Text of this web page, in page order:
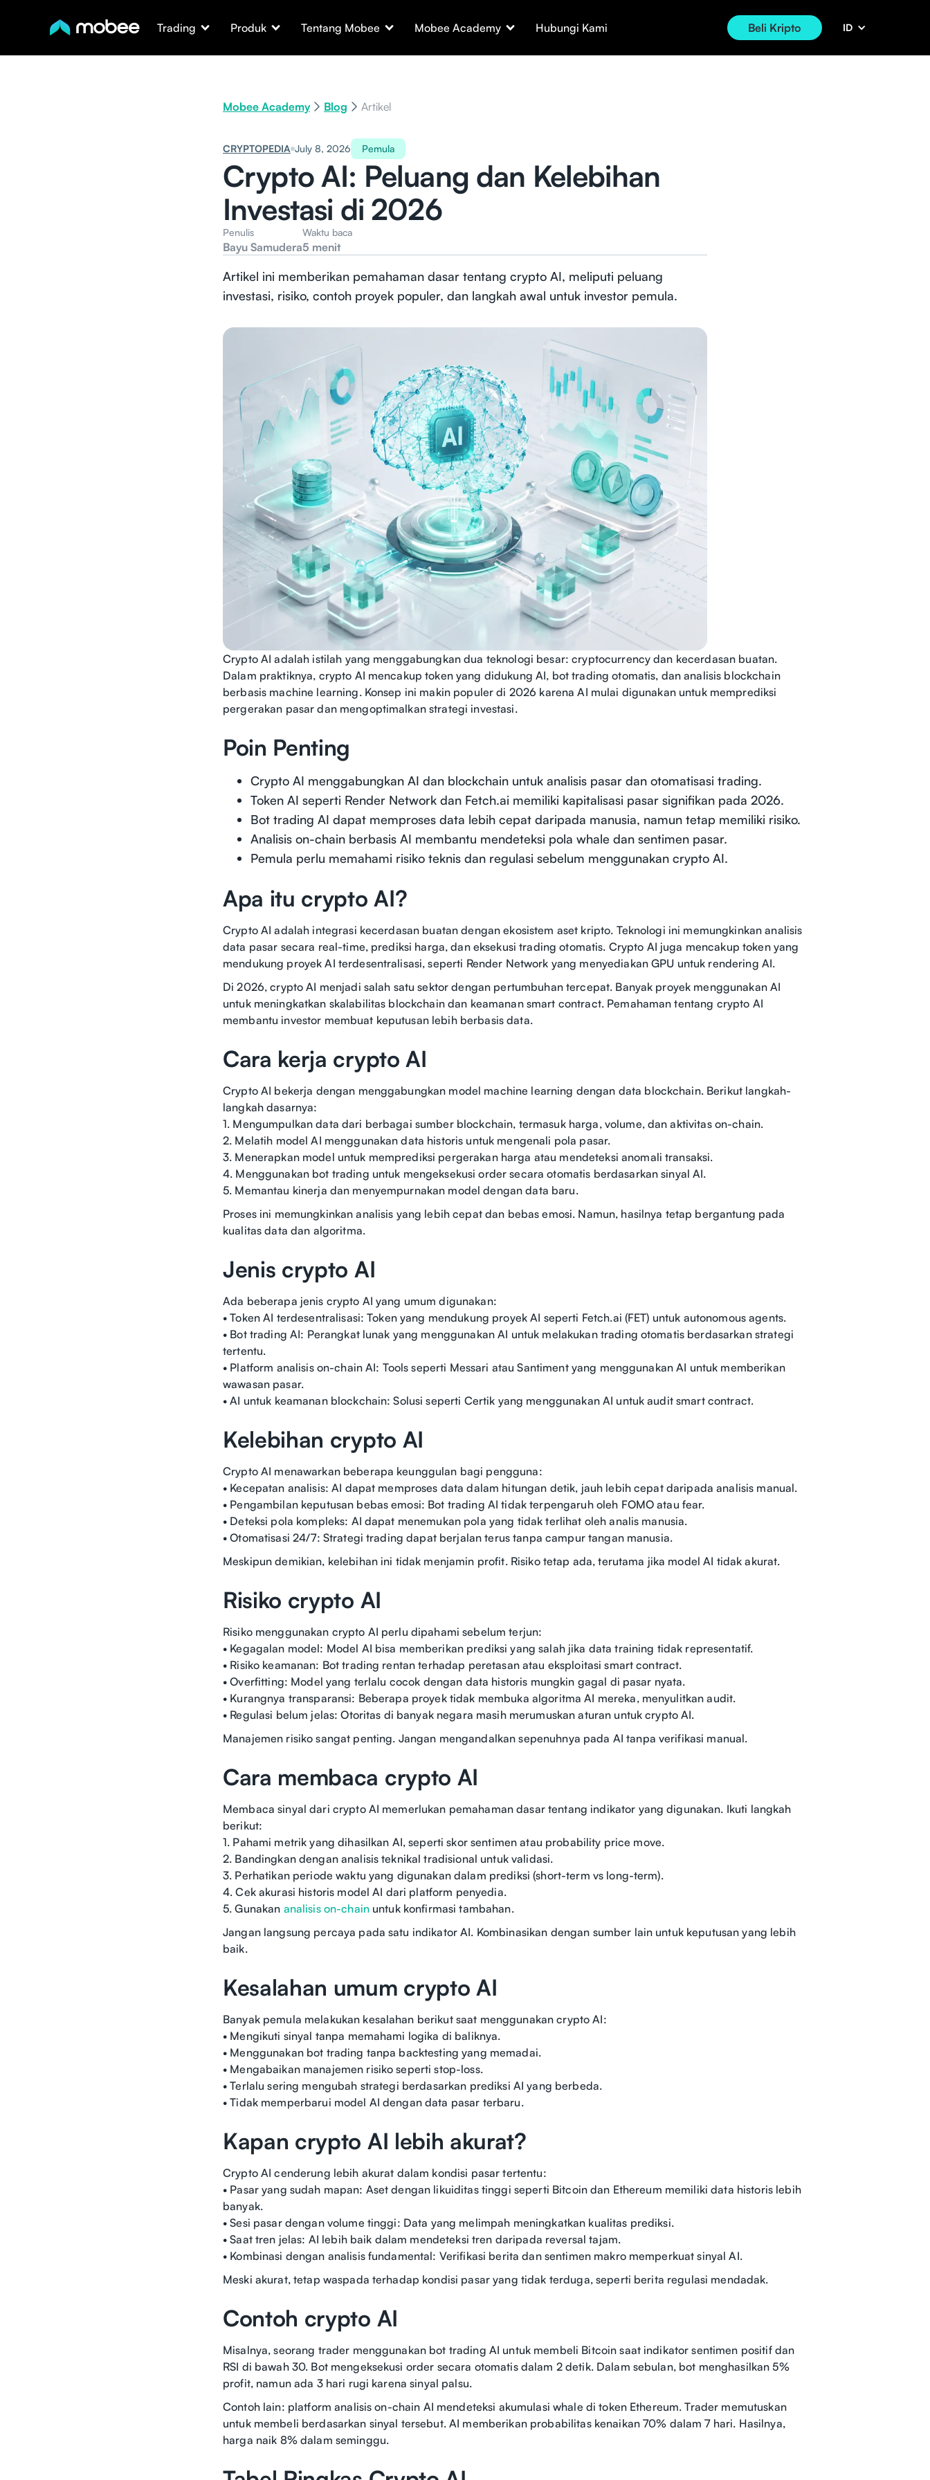
Trading Produk Tentang Mobee Mobee Academy Hubungi Kami Beli Kripto ID
Mobee Academy Blog Artikel
Pemula
CRYPTOPEDIA July 8, 2026
Crypto AI: Peluang dan Kelebihan
Investasi di 2026
Penulis
Bayu Samudera
Waktu baca
5 menit
Artikel ini memberikan pemahaman dasar tentang crypto AI, meliputi peluang
investasi, risiko, contoh proyek populer, dan langkah awal untuk investor pemula.
Crypto AI adalah istilah yang menggabungkan dua teknologi besar: cryptocurrency dan kecerdasan buatan.
Dalam praktiknya, crypto AI mencakup token yang didukung AI, bot trading otomatis, dan analisis blockchain
berbasis machine learning. Konsep ini makin populer di 2026 karena AI mulai digunakan untuk memprediksi
pergerakan pasar dan mengoptimalkan strategi investasi.
Poin Penting
Crypto AI menggabungkan AI dan blockchain untuk analisis pasar dan otomatisasi trading.
Token AI seperti Render Network dan Fetch.ai memiliki kapitalisasi pasar signifikan pada 2026.
Bot trading AI dapat memproses data lebih cepat daripada manusia, namun tetap memiliki risiko.
Analisis on-chain berbasis AI membantu mendeteksi pola whale dan sentimen pasar.
Pemula perlu memahami risiko teknis dan regulasi sebelum menggunakan crypto AI.
Apa itu crypto AI?
Crypto AI adalah integrasi kecerdasan buatan dengan ekosistem aset kripto. Teknologi ini memungkinkan analisis
data pasar secara real-time, prediksi harga, dan eksekusi trading otomatis. Crypto AI juga mencakup token yang
mendukung proyek AI terdesentralisasi, seperti Render Network yang menyediakan GPU untuk rendering AI.
Di 2026, crypto AI menjadi salah satu sektor dengan pertumbuhan tercepat. Banyak proyek menggunakan AI
untuk meningkatkan skalabilitas blockchain dan keamanan smart contract. Pemahaman tentang crypto AI
membantu investor membuat keputusan lebih berbasis data.
Cara kerja crypto AI
Crypto AI bekerja dengan menggabungkan model machine learning dengan data blockchain. Berikut langkah-
langkah dasarnya:
1. Mengumpulkan data dari berbagai sumber blockchain, termasuk harga, volume, dan aktivitas on-chain.
2. Melatih model AI menggunakan data historis untuk mengenali pola pasar.
3. Menerapkan model untuk memprediksi pergerakan harga atau mendeteksi anomali transaksi.
4. Menggunakan bot trading untuk mengeksekusi order secara otomatis berdasarkan sinyal AI.
5. Memantau kinerja dan menyempurnakan model dengan data baru.
Proses ini memungkinkan analisis yang lebih cepat dan bebas emosi. Namun, hasilnya tetap bergantung pada
kualitas data dan algoritma.
Jenis crypto AI
Ada beberapa jenis crypto AI yang umum digunakan:
• Token AI terdesentralisasi: Token yang mendukung proyek AI seperti Fetch.ai (FET) untuk autonomous agents.
• Bot trading AI: Perangkat lunak yang menggunakan AI untuk melakukan trading otomatis berdasarkan strategi
tertentu.
• Platform analisis on-chain AI: Tools seperti Messari atau Santiment yang menggunakan AI untuk memberikan
wawasan pasar.
• AI untuk keamanan blockchain: Solusi seperti Certik yang menggunakan AI untuk audit smart contract.
Kelebihan crypto AI
Crypto AI menawarkan beberapa keunggulan bagi pengguna:
• Kecepatan analisis: AI dapat memproses data dalam hitungan detik, jauh lebih cepat daripada analisis manual.
• Pengambilan keputusan bebas emosi: Bot trading AI tidak terpengaruh oleh FOMO atau fear.
• Deteksi pola kompleks: AI dapat menemukan pola yang tidak terlihat oleh analis manusia.
• Otomatisasi 24/7: Strategi trading dapat berjalan terus tanpa campur tangan manusia.
Meskipun demikian, kelebihan ini tidak menjamin profit. Risiko tetap ada, terutama jika model AI tidak akurat.
Risiko crypto AI
Risiko menggunakan crypto AI perlu dipahami sebelum terjun:
• Kegagalan model: Model AI bisa memberikan prediksi yang salah jika data training tidak representatif.
• Risiko keamanan: Bot trading rentan terhadap peretasan atau eksploitasi smart contract.
• Overfitting: Model yang terlalu cocok dengan data historis mungkin gagal di pasar nyata.
• Kurangnya transparansi: Beberapa proyek tidak membuka algoritma AI mereka, menyulitkan audit.
• Regulasi belum jelas: Otoritas di banyak negara masih merumuskan aturan untuk crypto AI.
Manajemen risiko sangat penting. Jangan mengandalkan sepenuhnya pada AI tanpa verifikasi manual.
Cara membaca crypto AI
Membaca sinyal dari crypto AI memerlukan pemahaman dasar tentang indikator yang digunakan. Ikuti langkah
berikut:
1. Pahami metrik yang dihasilkan AI, seperti skor sentimen atau probability price move.
2. Bandingkan dengan analisis teknikal tradisional untuk validasi.
3. Perhatikan periode waktu yang digunakan dalam prediksi (short-term vs long-term).
4. Cek akurasi historis model AI dari platform penyedia.
5. Gunakan analisis on-chainuntuk konfirmasi tambahan.
Jangan langsung percaya pada satu indikator AI. Kombinasikan dengan sumber lain untuk keputusan yang lebih
baik.
Kesalahan umum crypto AI
Banyak pemula melakukan kesalahan berikut saat menggunakan crypto AI:
• Mengikuti sinyal tanpa memahami logika di baliknya.
• Menggunakan bot trading tanpa backtesting yang memadai.
• Mengabaikan manajemen risiko seperti stop-loss.
• Terlalu sering mengubah strategi berdasarkan prediksi AI yang berbeda.
• Tidak memperbarui model AI dengan data pasar terbaru.
Kapan crypto AI lebih akurat?
Crypto AI cenderung lebih akurat dalam kondisi pasar tertentu:
• Pasar yang sudah mapan: Aset dengan likuiditas tinggi seperti Bitcoin dan Ethereum memiliki data historis lebih
banyak.
• Sesi pasar dengan volume tinggi: Data yang melimpah meningkatkan kualitas prediksi.
• Saat tren jelas: AI lebih baik dalam mendeteksi tren daripada reversal tajam.
• Kombinasi dengan analisis fundamental: Verifikasi berita dan sentimen makro memperkuat sinyal AI.
Meski akurat, tetap waspada terhadap kondisi pasar yang tidak terduga, seperti berita regulasi mendadak.
Contoh crypto AI
Misalnya, seorang trader menggunakan bot trading AI untuk membeli Bitcoin saat indikator sentimen positif dan
RSI di bawah 30. Bot mengeksekusi order secara otomatis dalam 2 detik. Dalam sebulan, bot menghasilkan 5%
profit, namun ada 3 hari rugi karena sinyal palsu.
Contoh lain: platform analisis on-chain AI mendeteksi akumulasi whale di token Ethereum. Trader memutuskan
untuk membeli berdasarkan sinyal tersebut. AI memberikan probabilitas kenaikan 70% dalam 7 hari. Hasilnya,
harga naik 8% dalam seminggu.